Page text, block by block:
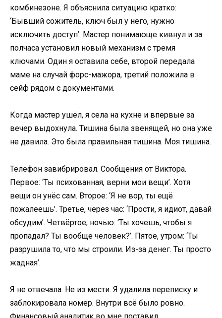
комбинезоне. Я объяснила ситуацию кратко:
‘Бывший сожитель, ключ был у него, нужно
исключить доступ’. Мастер понимающе кивнул и за
полчаса установил новый механизм с тремя
ключами. Один я оставила себе, второй передала
маме на случай форс-мажора, третий положила в
сейф рядом с документами.
Когда мастер ушёл, я села на кухне и впервые за
вечер выдохнула. Тишина была звенящей, но она уже
не давила. Это была правильная тишина. Моя тишина.
Телефон завибрировал. Сообщения от Виктора.
Первое: ‘Ты психованная, верни мои вещи’. Хотя
вещи он унёс сам. Второе: ‘Я не вор, ты ещё
пожалеешь’. Третье, через час: ‘Прости, я идиот, давай
обсудим’. Четвёртое, ночью: ‘Ты хочешь, чтобы я
пропадал? Ты вообще человек?’. Пятое, утром: ‘Ты
разрушила то, что мы строили. Из-за денег. Ты просто
жадная’.
Я не отвечала. Не из мести. Я удалила переписку и
заблокировала номер. Внутри всё было ровно.